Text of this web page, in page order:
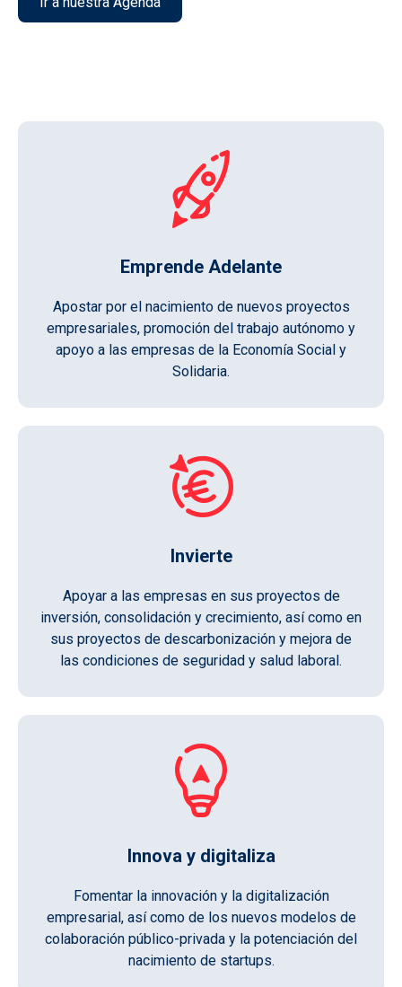
Emprende Adelante
Apostar por el nacimiento de nuevos proyectos
empresariales, promoción del trabajo autónomo y
apoyo a las empresas de la Economía Social y
Solidaria.
Invierte
Apoyar a las empresas en sus proyectos de
inversión, consolidación y crecimiento, así como en
sus proyectos de descarbonización y mejora de
las condiciones de seguridad y salud laboral.
Innova y digitaliza
Fomentar la innovación y la digitalización
empresarial, así como de los nuevos modelos de
colaboración público-privada y la potenciación del
nacimiento de startups.